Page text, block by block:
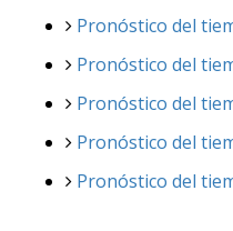
Pronóstico del
Pronóstico del
Pronóstico del
Pronóstico del
Pronóstico del